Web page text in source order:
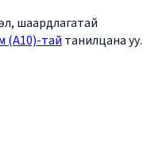
шаардлагатай
(А10)-тай танилцана уу.